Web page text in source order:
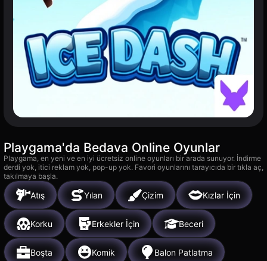
Playgama'da Bedava Online Oyunlar
Playgama, en yeni ve en iyi ücretsiz online oyunları bir arada sunuyor. İndirme
derdi yok, itici reklam yok, pop-up yok. Favori oyunlarını tarayıcıda bir tıkla aç,
takılmaya başla.
Atış Yılan Çizim Kızlar İçin
Korku Erkekler İçin Beceri
Boşta Komik Balon Patlatma